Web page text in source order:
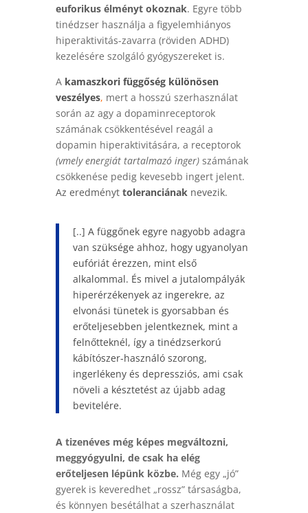
euforikus élményt okoznak. Egyre több
tinédzser használja a figyelemhiányos
hiperaktivitás-zavarra (röviden ADHD)
kezelésére szolgáló gyógyszereket is.
A kamaszkori függőség különösen
veszélyes, mert a hosszú szerhasználat
során az agy a dopaminreceptorok
számának csökkentésével reagál a
dopamin hiperaktivitására, a receptorok
(vmely energiát tartalmazó inger)számának
csökkenése pedig kevesebb ingert jelent.
Az eredményt toleranciánaknevezik.
[..] A függőnek egyre nagyobb adagra
van szüksége ahhoz, hogy ugyanolyan
eufóriát érezzen, mint első
alkalommal. És mivel a jutalompályák
hiperérzékenyek az ingerekre, az
elvonási tünetek is gyorsabban és
erőteljesebben jelentkeznek, mint a
felnőtteknél, így a tinédzserkorú
kábítószer-használó szorong,
ingerlékeny és depressziós, ami csak
növeli a késztetést az újabb adag
bevitelére.
A tizenéves még képes megváltozni,
meggyógyulni, de csak ha elég
erőteljesen lépünk közbe. Még egy „jó”
gyerek is keveredhet „rossz” társaságba,
és könnyen besétálhat a szerhasználat